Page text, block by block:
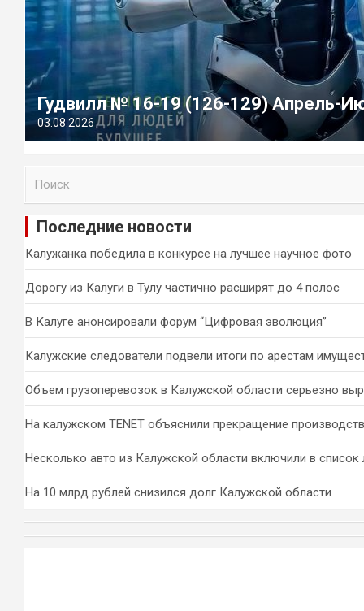
Гудвилл № 16-19 (126-129) Апрель-
03.08.2026
и
Последние новости
Калужанка победила в конкурсе на лучшее научное фото
Дорогу из Калуги в Тулу частично расширят до 4 полос
В Калуге анонсировали форум “Цифровая эволюция”
Калужские следователи подвели итоги по арестам
Объем грузоперевозок в Калужской области серьезно
На калужском TENET объяснили прекращение
Несколько авто из Калужской области включили в список
На 10 млрд рублей снизился долг Калужской области